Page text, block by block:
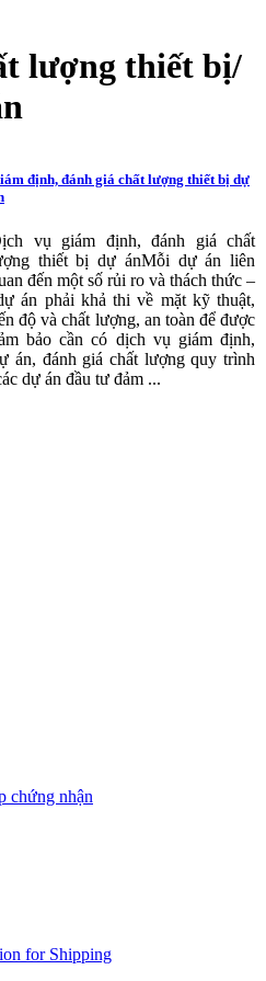
lượng thiết bị/
định, đánh giá chất lượng thiết bị dự
vụ giám định, đánh giá chất
thiết bị dự ánMỗi dự án liên
đến một số rủi ro và thách thức –
án phải khả thi về mặt kỹ thuật,
độ và chất lượng, an toàn để được
bảo cần có dịch vụ giám định,
án, đánh giá chất lượng quy trình
dự án đầu tư đảm ...
chứng nhận
for Shipping